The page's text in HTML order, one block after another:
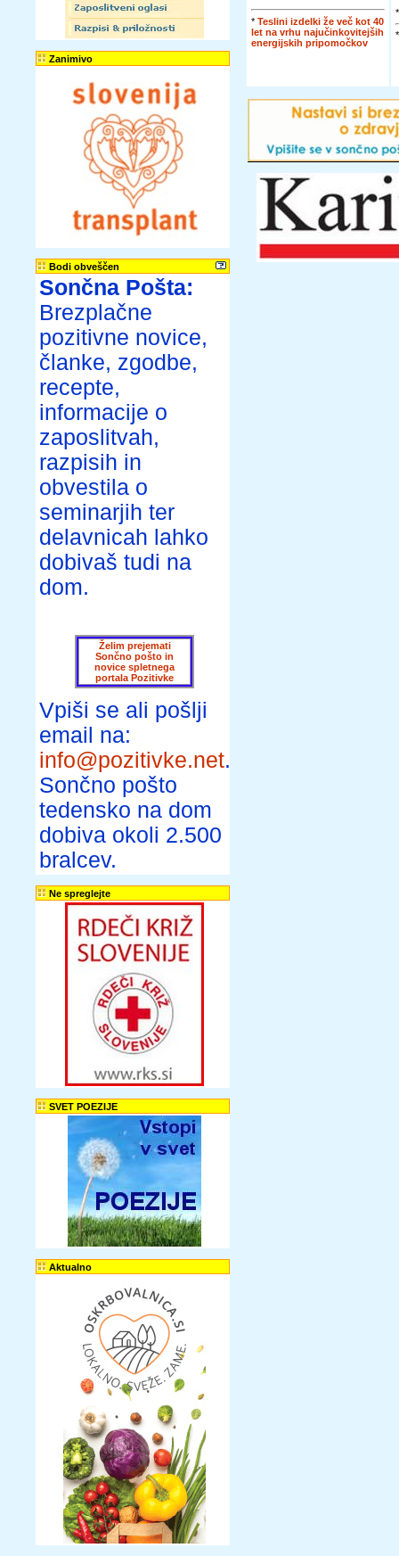
Zanimivo
Bodi obveščen
Sončna Pošta:
Brezplačne
pozitivne novice,
članke, zgodbe,
recepte,
informacije o
zaposlitvah,
razpisih in
obvestila o
seminarjih ter
delavnicah lahko
dobivaš tudi na
dom.
Želim prejemati
Sončno pošto in
novice spletnega
portala Pozitivke
Vpiši se ali pošlji
email na:
info@pozitivke.net.
Sončno pošto
tedensko na dom
dobiva okoli 2.500
bralcev.
Ne spreglejte
SVET POEZIJE
Aktualno
* Teslini izdelki že več kot 40
let na vrhu najučinkovitejših
energijskih pripomočkov